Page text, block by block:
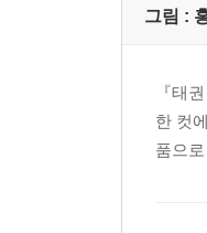
그림 :
『태
한 컷
품으